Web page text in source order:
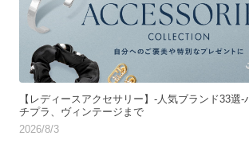
【レディースアクセサリー】-人気ブランド33選
チプラ、ヴィンテージまで
2026/8/3